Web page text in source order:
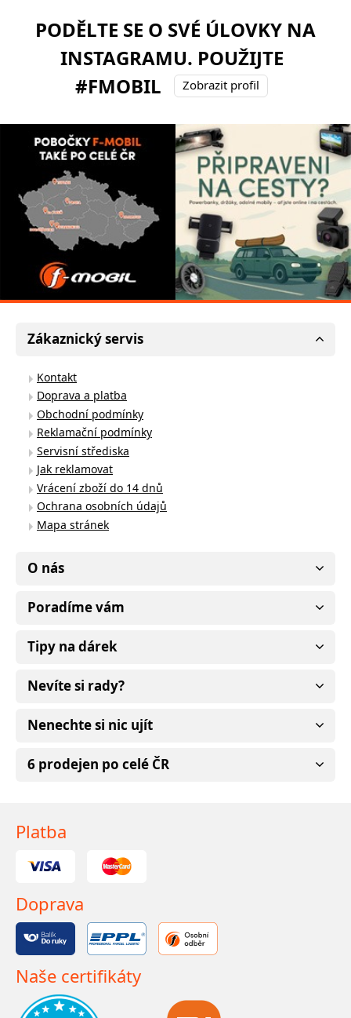
PODĚLTE SE O SVÉ ÚLOVKY NA
INSTAGRAMU. POUŽIJTE
#FMOBIL
Zobrazit profil
Zákaznický servis
Kontakt
Doprava a platba
Obchodní podmínky
Reklamační podmínky
Servisní střediska
Jak reklamovat
Vrácení zboží do 14 dnů
Ochrana osobních údajů
Mapa stránek
O nás
Poradíme vám
Tipy na dárek
Nevíte si rady?
Nenechte si nic ujít
6 prodejen po celé ČR
Platba
Doprava
Naše certifikáty